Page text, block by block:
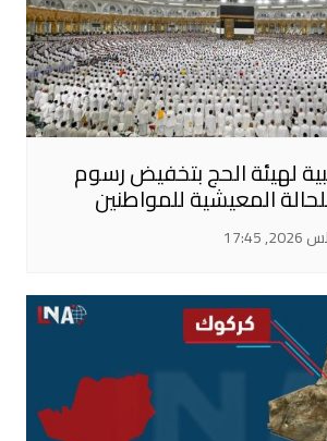
لهيئة الحج بتخفيض رسوم
المعيشية للمواطنين